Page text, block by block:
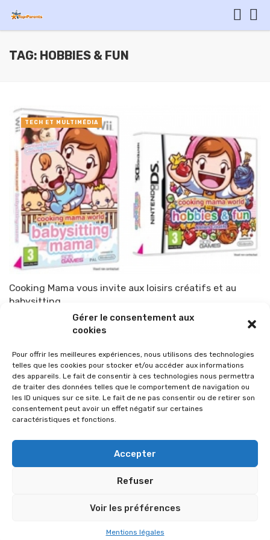
Gérer le consentement aux
cookies
Pour offrir les meilleures expériences, nous utilisons des technologies
telles que les cookies pour stocker et/ou accéder aux informations
des appareils. Le fait de consentir à ces technologies nous permettra
de traiter des données telles que le comportement de navigation ou
les ID uniques sur ce site. Le fait de ne pas consentir ou de retirer son
consentement peut avoir un effet négatif sur certaines
caractéristiques et fonctions.
Accepter
Refuser
Voir les préférences
Mentions légales
TAG: HOBBIES & FUN
Cooking Mama vous invite aux loisirs créatifs et au
babysitting
TOP-PARENTS 22 octobre 2010
TECH ET MULTIMÉDIA